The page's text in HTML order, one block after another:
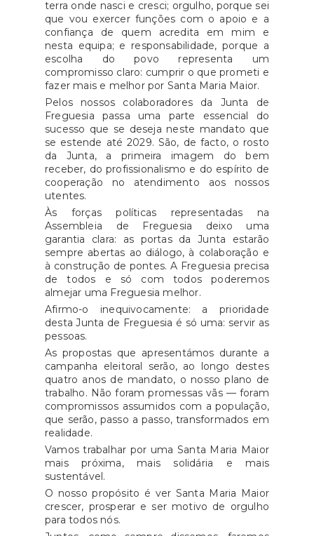
Freguesia de Santa Maria Maior
através do telefone 291 22 66 83
ou pelo endereço eletrónico
geral@jf-stamariamaior.pt.
terra onde nasci e cresci; orgulho, porque sei
que vou exercer funções com o apoio e a
confiança de quem acredita em mim e
nesta equipa; e responsabilidade, porque a
escolha do povo representa um
compromisso claro: cumprir o que prometi e
fazer mais e melhor por Santa Maria Maior.
Pelos nossos colaboradores da Junta de
Freguesia passa uma parte essencial do
sucesso que se deseja neste mandato que
se estende até 2029. São, de facto, o rosto
da Junta, a primeira imagem do bem
receber, do profissionalismo e do espírito de
cooperação no atendimento aos nossos
utentes.
Às forças políticas representadas na
Assembleia de Freguesia deixo uma
garantia clara: as portas da Junta estarão
sempre abertas ao diálogo, à colaboração e
à construção de pontes. A Freguesia precisa
de todos e só com todos poderemos
almejar uma Freguesia melhor.
Afirmo-o inequivocamente: a prioridade
desta Junta de Freguesia é só uma: servir as
pessoas.
As propostas que apresentámos durante a
campanha eleitoral serão, ao longo destes
quatro anos de mandato, o nosso plano de
trabalho. Não foram promessas vãs — foram
compromissos assumidos com a população,
que serão, passo a passo, transformados em
realidade.
Vamos trabalhar por uma Santa Maria Maior
mais próxima, mais solidária e mais
sustentável.
O nosso propósito é ver Santa Maria Maior
crescer, prosperar e ser motivo de orgulho
para todos nós.